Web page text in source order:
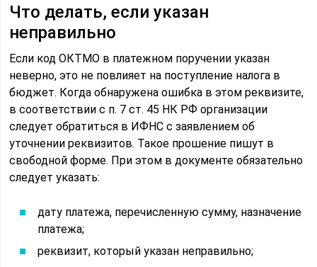
Что делать, если указан
неправильно
Если код ОКТМО в платежном поручении указан
неверно, это не повлияет на поступление налога в
бюджет. Когда обнаружена ошибка в этом реквизите,
в соответствии с п. 7 ст. 45 НК РФ организации
следует обратиться в ИФНС с заявлением об
уточнении реквизитов. Такое прошение пишут в
свободной форме. При этом в документе обязательно
следует указать:
дату платежа, перечисленную сумму, назначение
платежа;
реквизит, который указан неправильно;